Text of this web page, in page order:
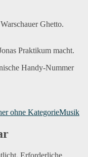
Ghetto.
Praktikum macht.
Handy-Nummer
ohne KategorieMusik
Erforderliche